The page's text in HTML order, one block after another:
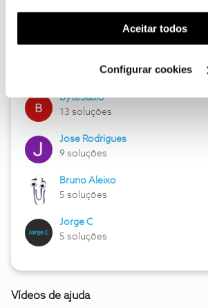
funcionalidade) e adaptar anúncios
(cookies de publicidade personalizada).
utilização dos cookies clicando em "
Aceitar todos
Configurar cookies
Hall of Fame de julho
17 soluções
ByteSábio
13 soluções
Jose Rodrigues
9 soluções
Bruno Aleixo
5 soluções
Jorge C
5 soluções
Vídeos de ajuda